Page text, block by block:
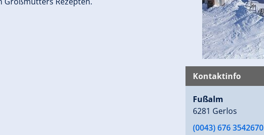
Kontaktinfo
Fußalm
6281 Gerlos
(0043) 676 3542670